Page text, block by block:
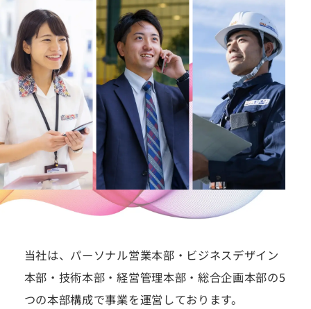
当社は、パーソナル営業本部・ビジネスデザイン
本部・技術本部・経営管理本部・総合企画本部の5
つの本部構成で事業を運営しております。